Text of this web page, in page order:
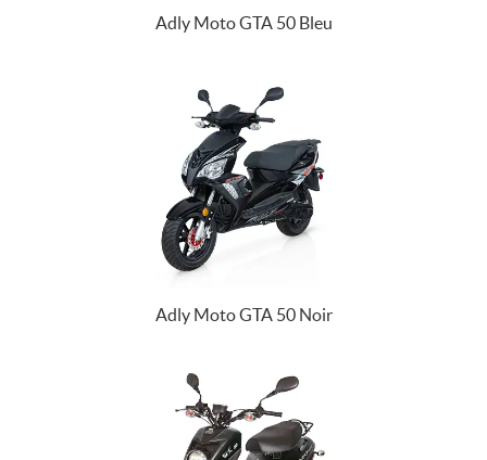
Adly Moto GTA 50 Bleu
Adly Moto GTA 50 Noir